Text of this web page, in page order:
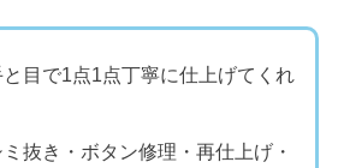
目で1点1点丁寧に仕上げてくれ
抜き・ボタン修理・再仕上げ・